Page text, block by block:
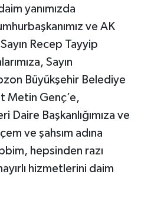
yanımızda
ve AK
Recep Tayyip
Sayın
Büyükşehir Belediye
Metin Genç’e,
Daire Başkanlığımıza ve
ve şahsım adına
hepsinden razı
hizmetlerini daim